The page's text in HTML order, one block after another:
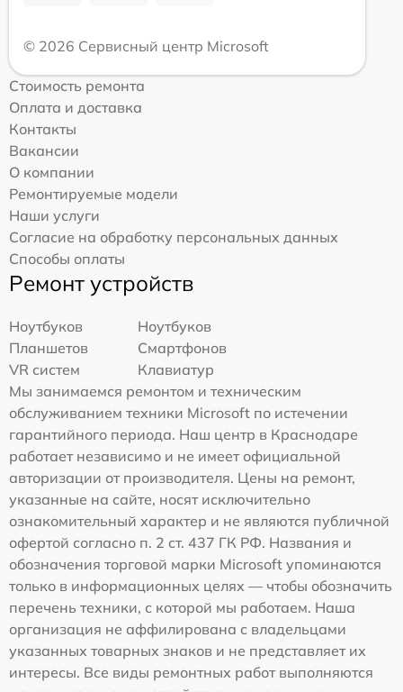
© 2026 Сервисный центр Microsoft
Стоимость ремонта
Оплата и доставка
Контакты
Вакансии
О компании
Ремонтируемые модели
Наши услуги
Согласие на обработку персональных данных
Способы оплаты
Ремонт устройств
Ноутбуков
Ноутбуков
Планшетов
Смартфонов
VR систем
Клавиатур
Мы занимаемся ремонтом и техническим
обслуживанием техники Microsoft по истечении
гарантийного периода. Наш центр в Краснодаре
работает независимо и не имеет официальной
авторизации от производителя. Цены на ремонт,
указанные на сайте, носят исключительно
ознакомительный характер и не являются публичной
офертой согласно п. 2 ст. 437 ГК РФ. Названия и
обозначения торговой марки Microsoft упоминаются
только в информационных целях — чтобы обозначить
перечень техники, с которой мы работаем. Наша
организация не аффилирована с владельцами
указанных товарных знаков и не представляет их
интересы. Все виды ремонтных работ выполняются